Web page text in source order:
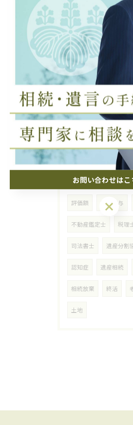
タグ Tags
評価額 財産分与
不動産鑑定士 税理
司法書士 遺産分割
認知症 遺産相続
相続放棄 終活
土地
お問い合わせはこ
お問い合わせはこ